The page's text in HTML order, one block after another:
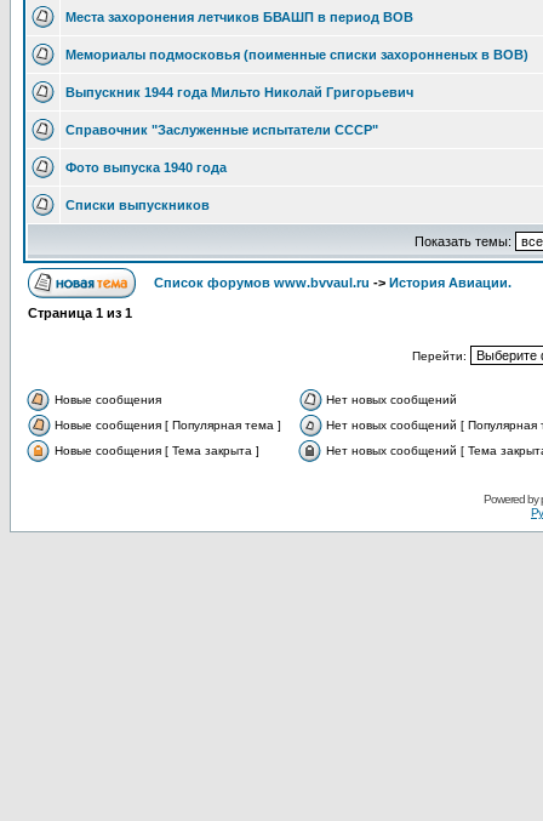
Места захоронения летчиков БВАШП в период ВОВ
Мемориалы подмосковья (поименные списки захоронненых в ВОВ)
Выпускник 1944 года Мильто Николай Григорьевич
Справочник "Заслуженные испытатели СССР"
Фото выпуска 1940 года
Списки выпускников
Показать темы:
Список форумов www.bvvaul.ru -> История Авиации.
Страница 1 из 1
Перейти:
Новые сообщения
Нет новых сообщений
Новые сообщения [ Популярная тема ]
Нет новых сообщений [ Популярная
Новые сообщения [ Тема закрыта ]
Нет новых сообщений [ Тема
Powered by